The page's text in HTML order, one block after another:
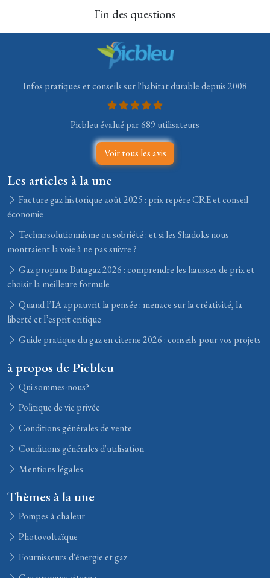
Fin des questions
Infos pratiques et conseils sur l'habitat durable depuis 2008
Picbleu évalué par 689 utilisateurs
Voir tous les avis
Les articles à la une
Facture gaz historique août 2025 : prix repère CRE et conseil
économie
Technosolutionnisme ou sobriété : et si les Shadoks nous
montraient la voie à ne pas suivre ?
Gaz propane Butagaz 2026 : comprendre les hausses de prix et
choisir la meilleure formule
Quand l’IA appauvrit la pensée : menace sur la créativité, la
liberté et l’esprit critique
Guide pratique du gaz en citerne 2026 : conseils pour vos projets
à propos de Picbleu
Qui sommes-nous?
Politique de vie privée
Conditions générales de vente
Conditions générales d'utilisation
Mentions légales
Thèmes à la une
Pompes à chaleur
Photovoltaïque
Fournisseurs d'énergie et gaz